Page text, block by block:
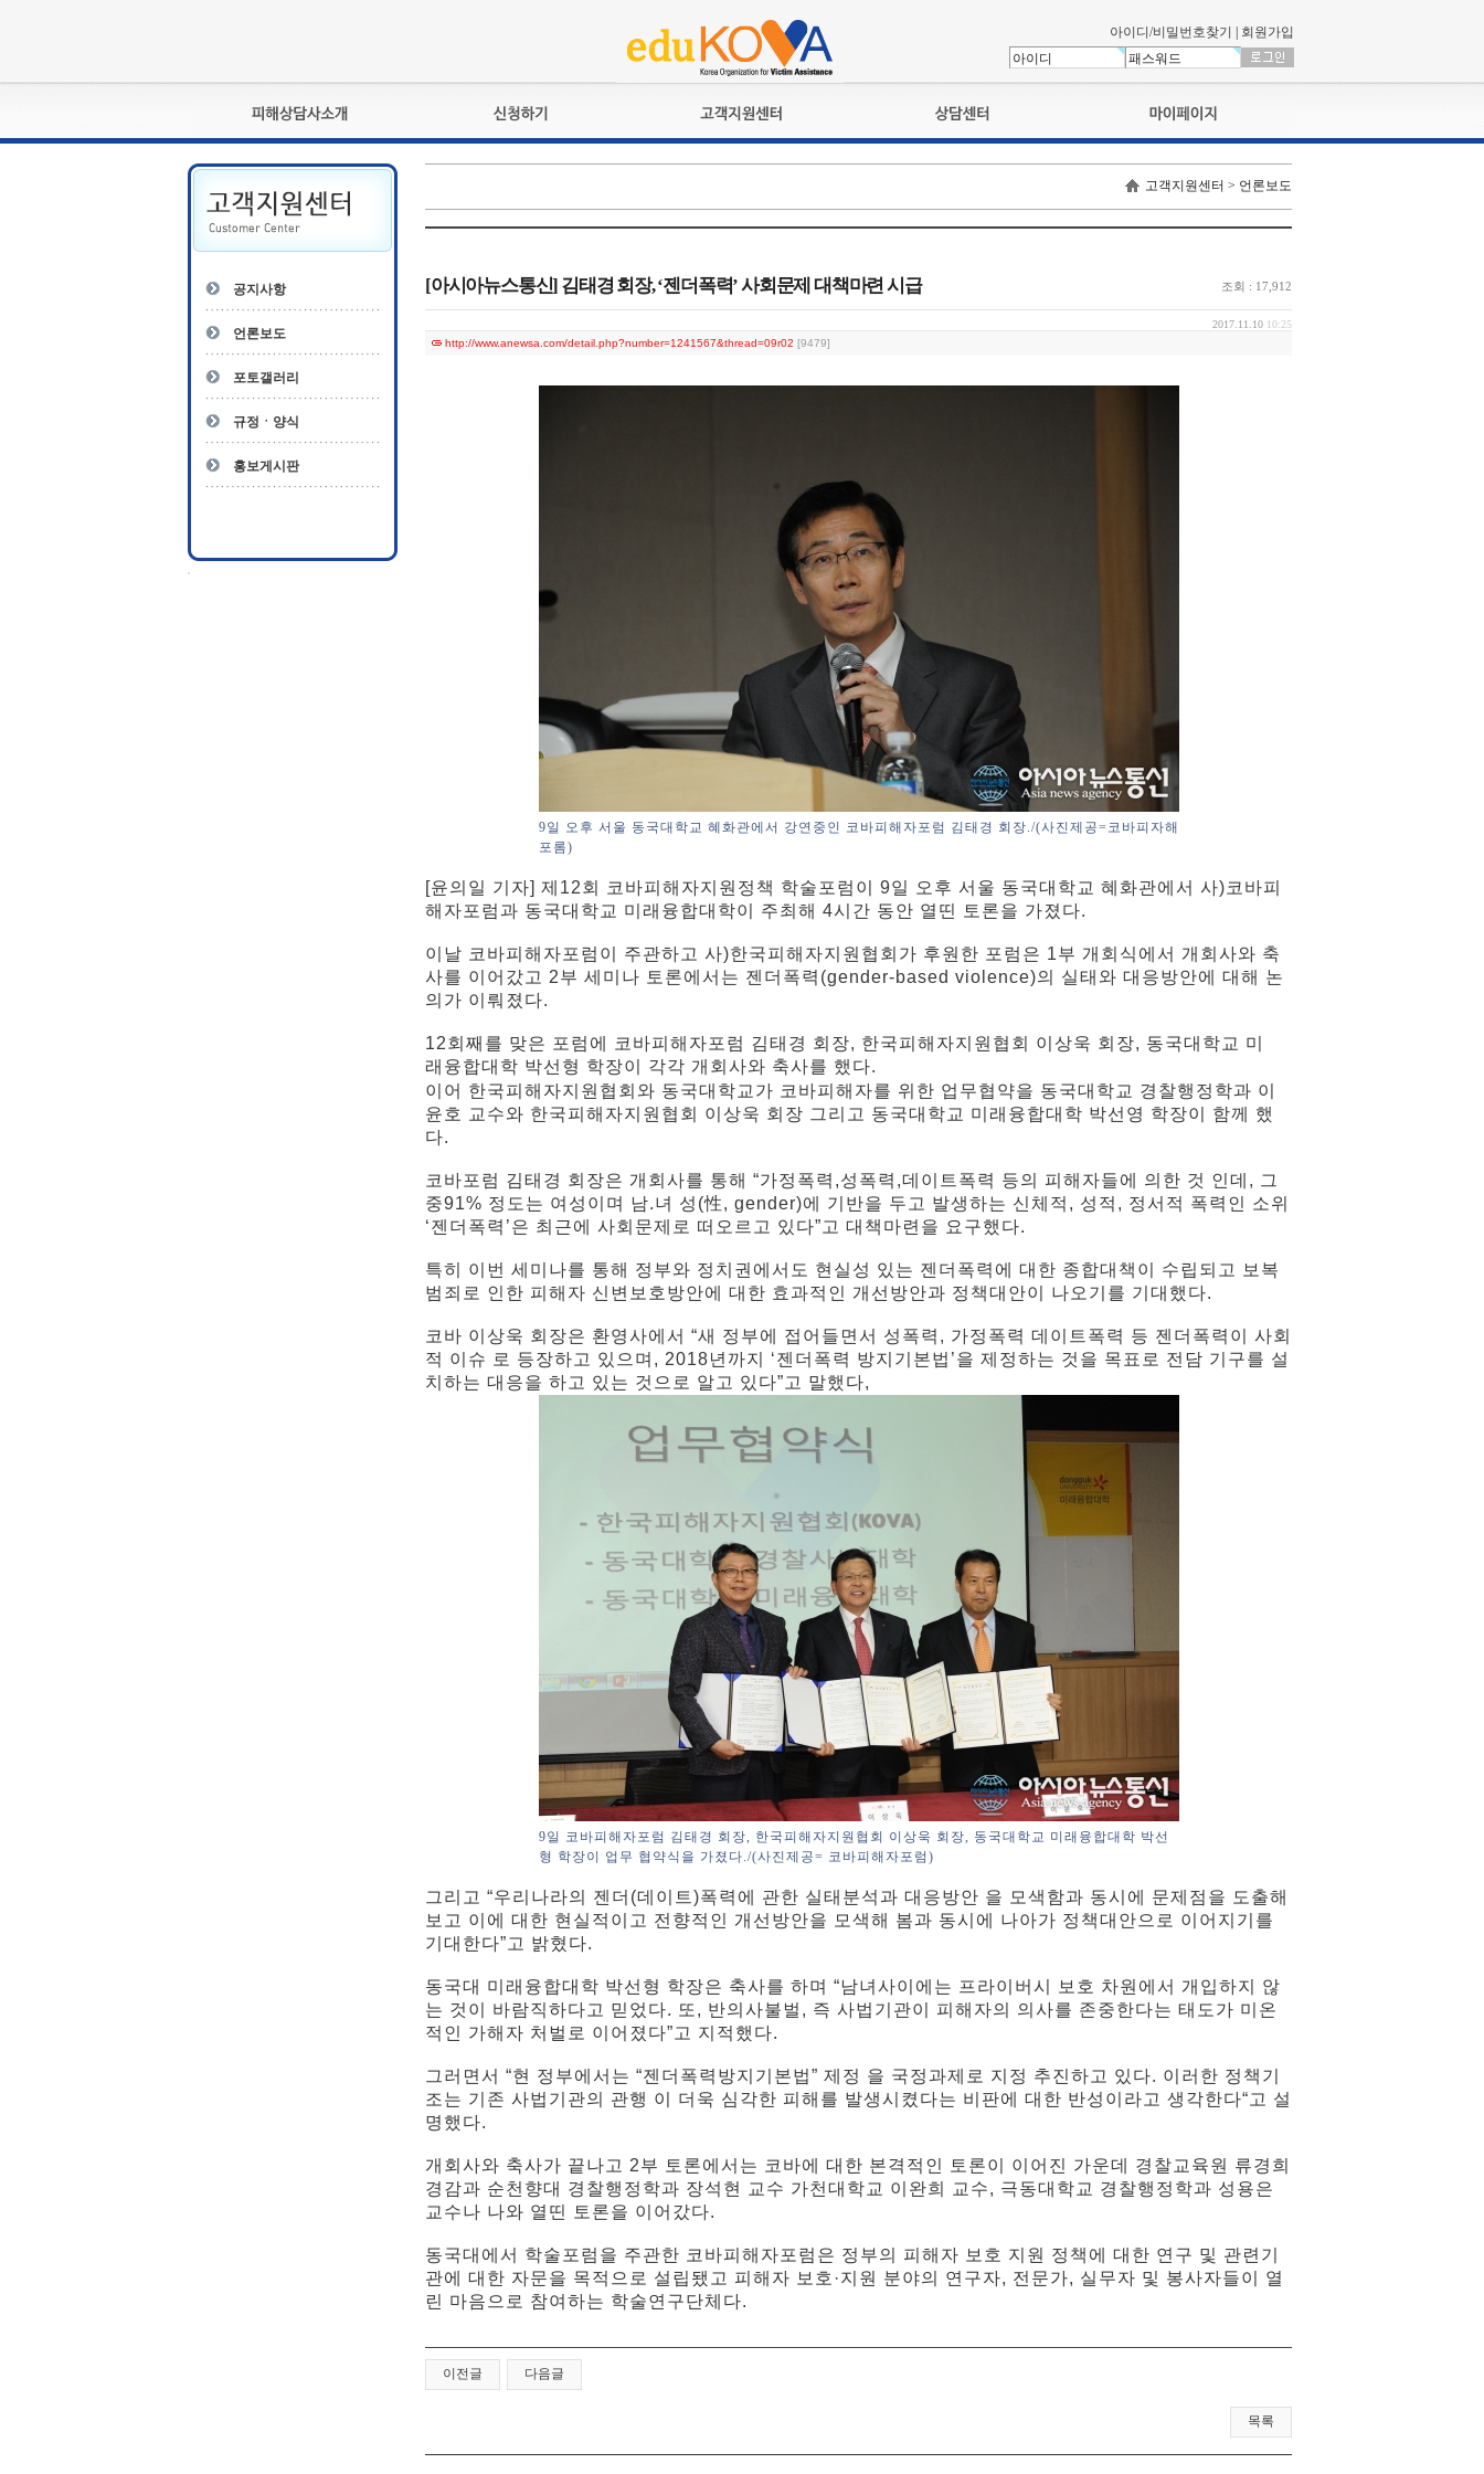
아이디/비밀번호찾기 회원가입
피해상담사란?
자격관리규정
상담사 자격증 확인
- 피해상담사 1급
- 전문수련감독자
- 전문수련기관
교육훈련
자격복원
공지사항
상담접수
나의신청내역
교육영상강의실
나의활동내역
나의 연회비
공지사항
언론보도
포토갤러리
규정ㆍ양식
홍보게시판
고객지원센터 > 언론보도
[아시아뉴스통신] 김태경 회장, ‘젠더폭력’ 사회문제 대책마련 시급 조회 : 17,912
2017.11.10 10:25
http://www.anewsa.com/detail.php?number=1241567&thread=09r02 [9479]
9일 오후 서울 동국대학교 혜화관에서 강연중인 코바피해자포럼 김태경 회장./(사진제공=코바피자해
포롬)
[윤의일 기자] 제12회 코바피해자지원정책 학술포럼이 9일 오후 서울 동국대학교 혜화관에서 사)코바피
해자포럼과 동국대학교 미래융합대학이 주최해 4시간 동안 열띤 토론을 가졌다.
이날 코바피해자포럼이 주관하고 사)한국피해자지원협회가 후원한 포럼은 1부 개회식에서 개회사와 축
사를 이어갔고 2부 세미나 토론에서는 젠더폭력(gender-based violence)의 실태와 대응방안에 대해 논
의가 이뤄졌다.
12회째를 맞은 포럼에 코바피해자포럼 김태경 회장, 한국피해자지원협회 이상욱 회장, 동국대학교 미
래융합대학 박선형 학장이 각각 개회사와 축사를 했다.
이어 한국피해자지원협회와 동국대학교가 코바피해자를 위한 업무협약을 동국대학교 경찰행정학과 이
윤호 교수와 한국피해자지원협회 이상욱 회장 그리고 동국대학교 미래융합대학 박선영 학장이 함께 했
다.
코바포럼 김태경 회장은 개회사를 통해 “가정폭력,성폭력,데이트폭력 등의 피해자들에 의한 것 인데, 그
중91% 정도는 여성이며 남.녀 성(性, gender)에 기반을 두고 발생하는 신체적, 성적, 정서적 폭력인 소위
‘젠더폭력’은 최근에 사회문제로 떠오르고 있다”고 대책마련을 요구했다.
특히 이번 세미나를 통해 정부와 정치권에서도 현실성 있는 젠더폭력에 대한 종합대책이 수립되고 보복
범죄로 인한 피해자 신변보호방안에 대한 효과적인 개선방안과 정책대안이 나오기를 기대했다.
코바 이상욱 회장은 환영사에서 “새 정부에 접어들면서 성폭력, 가정폭력 데이트폭력 등 젠더폭력이 사회
적 이슈 로 등장하고 있으며, 2018년까지 ‘젠더폭력 방지기본법’을 제정하는 것을 목표로 전담 기구를 설
치하는 대응을 하고 있는 것으로 알고 있다”고 말했다,
9일 코바피해자포럼 김태경 회장, 한국피해자지원협회 이상욱 회장, 동국대학교 미래융합대학 박선
형 학장이 업무 협약식을 가졌다./(사진제공= 코바피해자포럼)
그리고 “우리나라의 젠더(데이트)폭력에 관한 실태분석과 대응방안 을 모색함과 동시에 문제점을 도출해
보고 이에 대한 현실적이고 전향적인 개선방안을 모색해 봄과 동시에 나아가 정책대안으로 이어지기를
기대한다”고 밝혔다.
동국대 미래융합대학 박선형 학장은 축사를 하며 “남녀사이에는 프라이버시 보호 차원에서 개입하지 않
는 것이 바람직하다고 믿었다. 또, 반의사불벌, 즉 사법기관이 피해자의 의사를 존중한다는 태도가 미온
적인 가해자 처벌로 이어졌다”고 지적했다.
그러면서 “현 정부에서는 “젠더폭력방지기본법” 제정 을 국정과제로 지정 추진하고 있다. 이러한 정책기
조는 기존 사법기관의 관행 이 더욱 심각한 피해를 발생시켰다는 비판에 대한 반성이라고 생각한다“고 설
명했다.
개회사와 축사가 끝나고 2부 토론에서는 코바에 대한 본격적인 토론이 이어진 가운데 경찰교육원 류경희
경감과 순천향대 경찰행정학과 장석현 교수 가천대학교 이완희 교수, 극동대학교 경찰행정학과 성용은
교수나 나와 열띤 토론을 이어갔다.
동국대에서 학술포럼을 주관한 코바피해자포럼은 정부의 피해자 보호 지원 정책에 대한 연구 및 관련기
관에 대한 자문을 목적으로 설립됐고 피해자 보호·지원 분야의 연구자, 전문가, 실무자 및 봉사자들이 열
린 마음으로 참여하는 학술연구단체다.
이전글 다음글
목록